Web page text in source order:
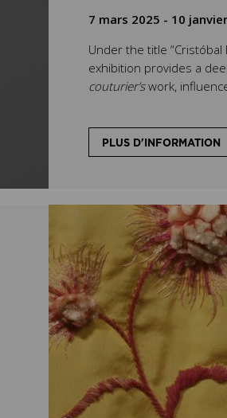
7 mars 2025 - 10
Under the title “Cristóbal
exhibition provides a
couturier’swork,
PLUS D'INFORMATION